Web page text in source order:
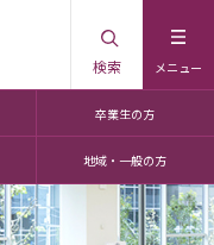
メニュー
検索
卒業生の方
地域・一般の方